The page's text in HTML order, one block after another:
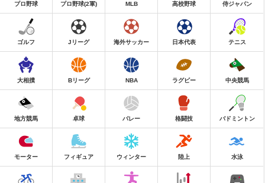
プロ野球 プロ野球(2軍) MLB 高校野球 侍ジャパン
ゴルフ Jリーグ 海外サッカー 日本代表 テニス
大相撲 Bリーグ NBA ラグビー 中央競馬
地方競馬 卓球 バレー 格闘技 バドミントン
モーター フィギュア ウィンター 陸上 水泳